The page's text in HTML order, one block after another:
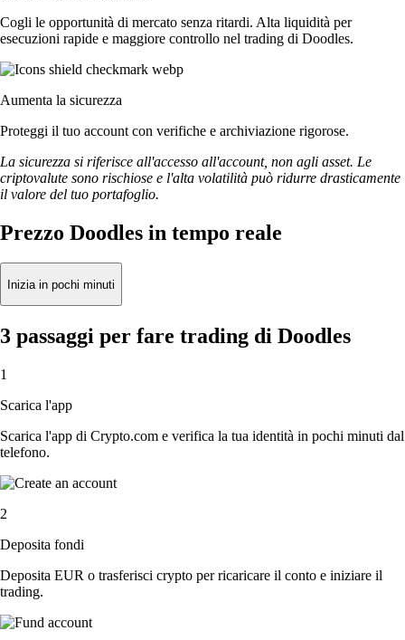
Cogli le opportunità di mercato senza ritardi. Alta liquidità per
esecuzioni rapide e maggiore controllo nel trading di Doodles.
Aumenta la sicurezza
Proteggi il tuo account con verifiche e archiviazione rigorose.
La sicurezza si riferisce all'accesso all'account, non agli asset. Le
criptovalute sono rischiose e l'alta volatilità può ridurre drasticamente
il valore del tuo portafoglio.
Prezzo Doodles in tempo reale
Inizia in pochi minuti
3 passaggi per fare trading di Doodles
1
Scarica l'app
Scarica l'app di Crypto.com e verifica la tua identità in pochi minuti dal
telefono.
2
Deposita fondi
Deposita EUR o trasferisci crypto per ricaricare il conto e iniziare il
trading.